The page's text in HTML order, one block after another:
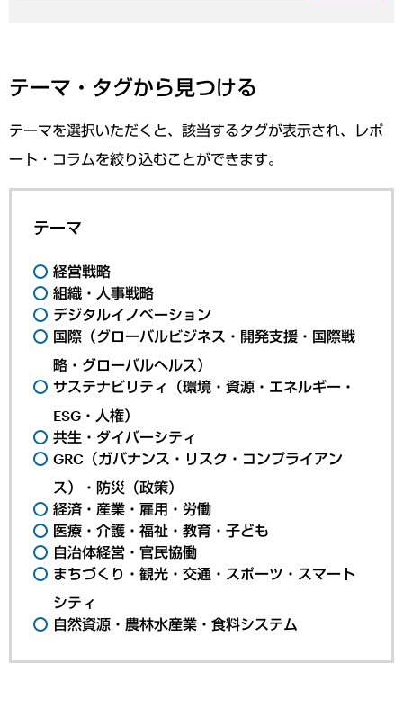
テーマ・タグから見つける
テーマを選択いただくと、該当するタグが表示され、レポ
ート・コラムを絞り込むことができます。
テーマ
経営戦略
組織・人事戦略
デジタルイノベーション
国際（グローバルビジネス・開発支援・国際戦
略・グローバルヘルス）
サステナビリティ（環境・資源・エネルギー・
ESG・人権）
共生・ダイバーシティ
GRC（ガバナンス・リスク・コンプライアン
ス）・防災（政策）
経済・産業・雇用・労働
医療・介護・福祉・教育・子ども
自治体経営・官民協働
まちづくり・観光・交通・スポーツ・スマート
シティ
自然資源・農林水産業・食料システム